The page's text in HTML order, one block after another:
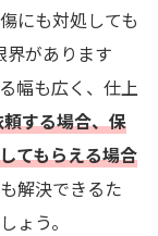
にも対処しても
界があります
幅も広く、仕上
する場合、保
てもらえる場合
解決できるた
ょう。